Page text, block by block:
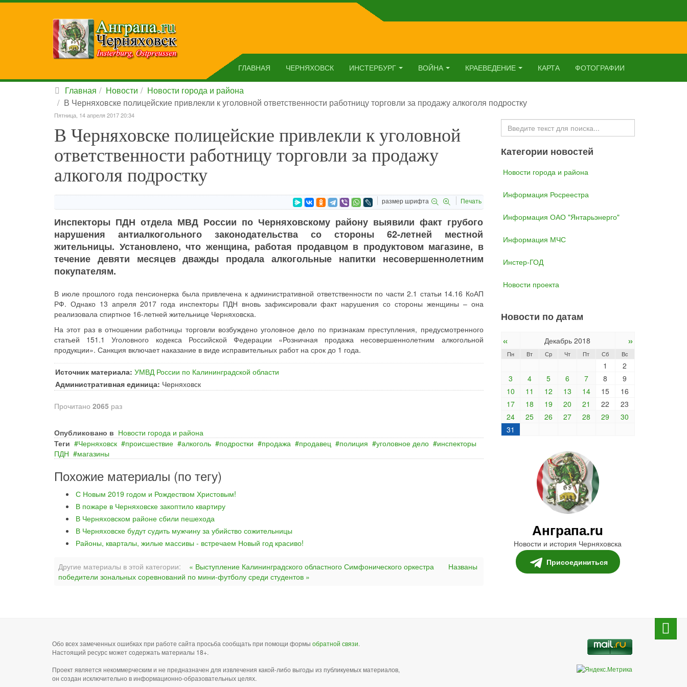
ГЛАВНАЯ ЧЕРНЯХОВСК ИНСТЕРБУРГ ВОЙНА КРАЕВЕДЕНИЕ КАРТА ФОТОГРАФИИ
Главная Новости
Новости города и района
В Черняховске полицейские привлекли к уголовной ответственности работницу торговли за продажу алкоголя подростку
Пятница, 14 апреля 2017 20:34
В Черняховске полицейские привлекли к уголовной
ответственности работницу торговли за продажу
алкоголя подростку
размер шрифта Печать
Инспекторы ПДН отдела МВД России по Черняховскому району выявили факт грубого
нарушения антиалкогольного законодательства со стороны 62-летней местной
жительницы. Установлено, что женщина, работая продавцом в продуктовом магазине, в
течение девяти месяцев дважды продала алкогольные напитки несовершеннолетним
покупателям.
В июле прошлого года пенсионерка была привлечена к административной ответственности по части 2.1 статьи 14.16 КоАП
РФ. Однако 13 апреля 2017 года инспекторы ПДН вновь зафиксировали факт нарушения со стороны женщины – она
реализовала спиртное 16-летней жительнице Черняховска.
На этот раз в отношении работницы торговли возбуждено уголовное дело по признакам преступления, предусмотренного
статьей 151.1 Уголовного кодекса Российской Федерации «Розничная продажа несовершеннолетним алкогольной
продукции». Санкция включает наказание в виде исправительных работ на срок до 1 года.
Источник материала: УМВД России по Калининградской области
Административная единица: Черняховск
Прочитано 2065 раз
Опубликовано в Новости города и района
Теги
Черняховск происшествие алкоголь подростки продажа продавец полиция уголовное дело
инспекторы
ПДН
магазины
Похожие материалы (по тегу)
С Новым 2019 годом и Рождеством Христовым!
В пожаре в Черняховске закоптило квартиру
В Черняховском районе сбили пешехода
В Черняховске будут судить мужчину за убийство сожительницы
Районы, кварталы, жилые массивы - встречаем Новый год красиво!
Другие материалы в этой категории: « Выступление Калининградского областного Симфонического оркестра
Названы
победители зональных соревнований по мини-футболу среди студентов »
Искать...
Категории новостей
Новости города и района
Информация Росреестра
Информация ОАО "Янтарьэнерго"
Информация МЧС
Инстер-ГОД
Новости проекта
Новости по датам
« Декабрь 2018 »
Пн Вт Ср Чт Пт Сб Вс
1
2
3
4 5 6 7 8
9
10
11 12 13 14 15
16
17
18 19 20 21 22
23
24
25 26 27 28 29
30
31
Анграпа.ru
Новости и история Черняховска
Присоединиться
Обо всех замеченных ошибках при работе сайта просьба сообщать при помощи формы обратной связи.
Настоящий ресурс может содержать материалы 18+.
Проект является некоммерческим и не предназначен для извлечения какой-либо выгоды из публикуемых материалов,
он создан исключительно в информационно-образовательных целях.